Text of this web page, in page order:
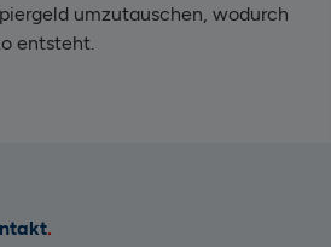
umzutauschen, wodurch
entsteht.